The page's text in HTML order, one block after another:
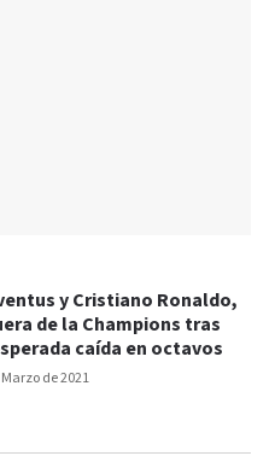
Marzo de 2021
y Cristiano Ronaldo,
de la Champions tras
caída en octavos